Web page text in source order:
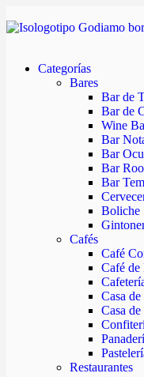
Categorías
Bares
Bar de
Bar de
Wine
Bar
Bar
Bar
Bar
Boliche
Cafés
Café
Café de
Casa
Casa
Restaurantes